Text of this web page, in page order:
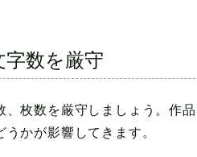
数を厳守
、枚数を厳守しましょう。作
かが影響してきます。